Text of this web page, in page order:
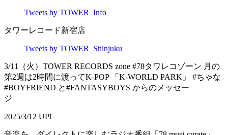
Tweets by TOWER_Info
タワーレコード新宿店
Tweets by TOWER_Shinjuku
3/11（火）TOWER RECORDS zone #78タワレコゾーン 月の
第2週は2時間に渡ってK-POP 「K-WORLD PARK」 #ちゃな
#BOYFRIEND と#FANTASYBOYS からのメッセー
ジ
2025/3/12 UP!